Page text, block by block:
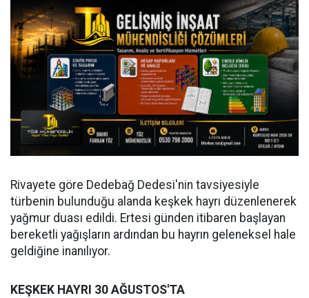
Rivayete göre Dedebağ Dedesi'nin tavsiyesiyle
türbenin bulunduğu alanda keşkek hayrı düzenlenerek
yağmur duası edildi. Ertesi günden itibaren başlayan
bereketli yağışların ardından bu hayrın geleneksel hale
geldiğine inanılıyor.
KEŞKEK HAYRI 30 AĞUSTOS'TA